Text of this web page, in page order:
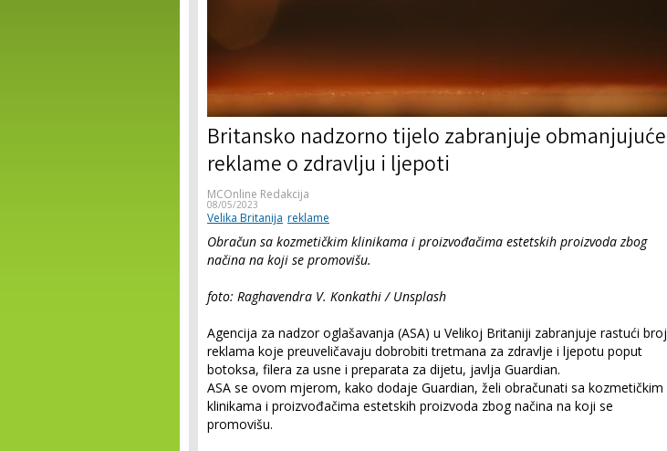
Britansko nadzorno tijelo zabranjuje obmanjujuće
reklame o zdravlju i ljepoti
MCOnline Redakcija
08/05/2023
Velika Britanija reklame
Obračun sa kozmetičkim klinikama i proizvođačima estetskih proizvoda zbog
načina na koji se promovišu.
foto: Raghavendra V. Konkathi / Unsplash
Agencija za nadzor oglašavanja (ASA) u Velikoj Britaniji zabranjuje rastući broj
reklama koje preuveličavaju dobrobiti tretmana za zdravlje i ljepotu poput
botoksa, filera za usne i preparata za dijetu, javlja Guardian.
ASA se ovom mjerom, kako dodaje Guardian, želi obračunati sa kozmetičkim
klinikama i proizvođačima estetskih proizvoda zbog načina na koji se
promovišu.